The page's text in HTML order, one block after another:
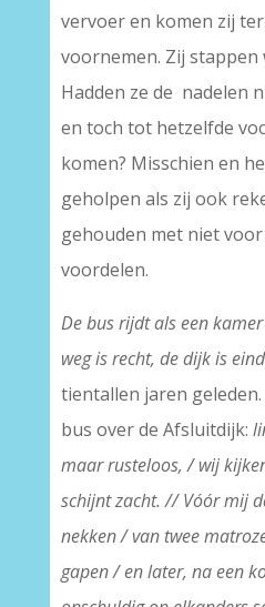
vervoer en komen zij
voornemen. Zij stappen
Hadden ze de nadelen
en toch tot hetzelfde
komen? Misschien en
geholpen als zij ook
gehouden met niet
voordelen.
De bus rijdt als een
weg is recht, de dijk is
tientallen jaren
bus over de Afsluitdijk:
maar rusteloos, / wij
schijnt zacht. // Vóór mij
nekken / van twee
gapen / en later, na een